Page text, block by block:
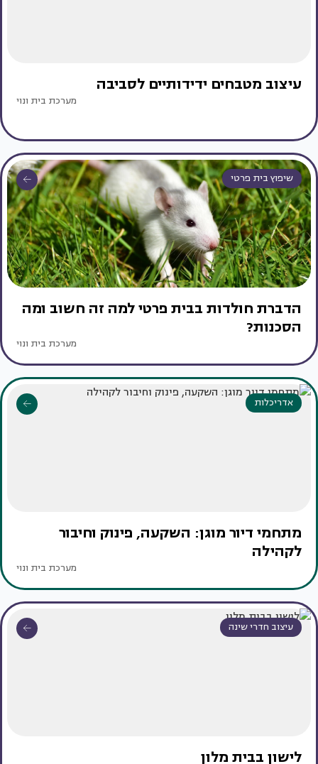
עיצוב מטבחים ידידותיים לסביבה
מערכת בית ונוי
שיפוץ בית פרטי
הדברת חולדות בבית פרטי למה זה חשוב ומה
הסכנות?
מערכת בית ונוי
אדריכלות
מתחמי דיור מוגן: השקעה, פינוק וחיבור
לקהילה
מערכת בית ונוי
עיצוב חדרי שינה
לישון בבית מלון